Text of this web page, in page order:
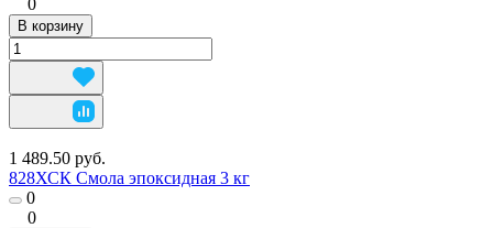
В корзину
1 489.50 руб.
828ХСК Смола эпоксидная 3 кг
0
0